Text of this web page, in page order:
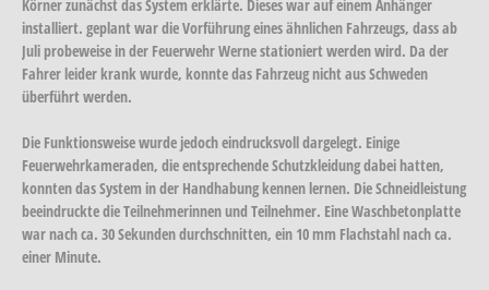
Körner zunächst das System erklärte. Dieses war auf einem Anhänger
installiert. geplant war die Vorführung eines ähnlichen Fahrzeugs, dass ab
Juli probeweise in der Feuerwehr Werne stationiert werden wird. Da der
Fahrer leider krank wurde, konnte das Fahrzeug nicht aus Schweden
überführt werden.
Die Funktionsweise wurde jedoch eindrucksvoll dargelegt. Einige
Feuerwehrkameraden, die entsprechende Schutzkleidung dabei hatten,
konnten das System in der Handhabung kennen lernen. Die Schneidleistung
beeindruckte die Teilnehmerinnen und Teilnehmer. Eine Waschbetonplatte
war nach ca. 30 Sekunden durchschnitten, ein 10 mm Flachstahl nach ca.
einer Minute.